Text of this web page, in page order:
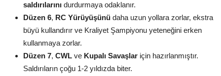
saldırılarını durdurmaya odaklanır.
Düzen 6, RC Yürüyüşünü daha uzun yollara zorlar, ekstra
büyü kullandırır ve Kraliyet Şampiyonu yeteneğini erken
kullanmaya zorlar.
Düzen 7, CWL ve Kupalı Savaşlar için hazırlanmıştır.
Saldırıların çoğu 1-2 yıldızda biter.